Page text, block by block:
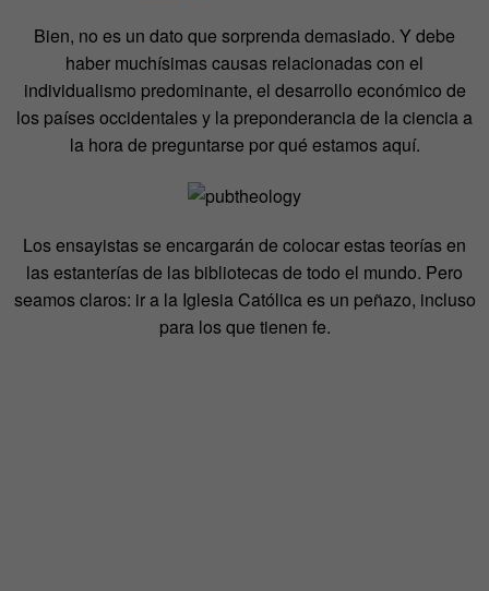
Bien, no es un dato que sorprenda demasiado. Y debe
haber muchísimas causas relacionadas con el
individualismo predominante, el desarrollo económico de
los países occidentales y la preponderancia de la ciencia a
la hora de preguntarse por qué estamos aquí.
Los ensayistas se encargarán de colocar estas teorías en
las estanterías de las bibliotecas de todo el mundo. Pero
seamos claros: ir a la Iglesia Católica es un peñazo, incluso
para los que tienen fe.